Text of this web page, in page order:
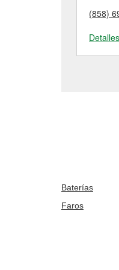
(858)
Detalles
Baterías
Faros